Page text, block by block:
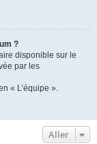
?
disponible sur le
par les
« L’équipe ».
Aller